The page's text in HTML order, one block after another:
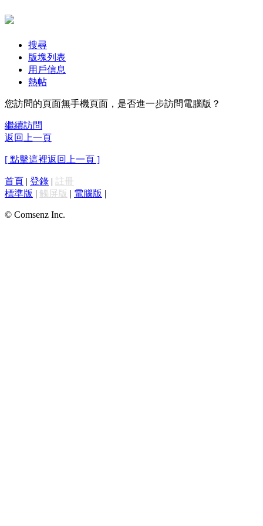
搜尋
版塊列表
用戶信息
熱帖
您訪問的頁面無手機頁面，是否進一步訪問電腦版？
繼續訪問
返回上一頁
[ 點擊這裡返回上一頁 ]
首頁 | 登錄 | 註冊
標準版 | 觸屏版 | 電腦版 |
© Comsenz Inc.